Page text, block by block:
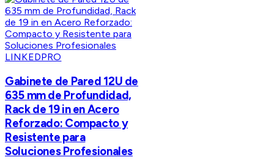
LINKEDPRO
Gabinete de Pared 12U de
635 mm de Profundidad,
Rack de 19 in en Acero
Reforzado: Compacto y
Resistente para
Soluciones Profesionales